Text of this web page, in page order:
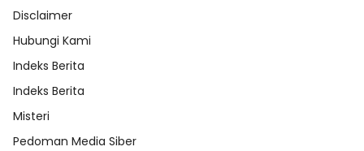
Disclaimer
Hubungi Kami
Indeks Berita
Indeks Berita
Misteri
Pedoman Media Siber